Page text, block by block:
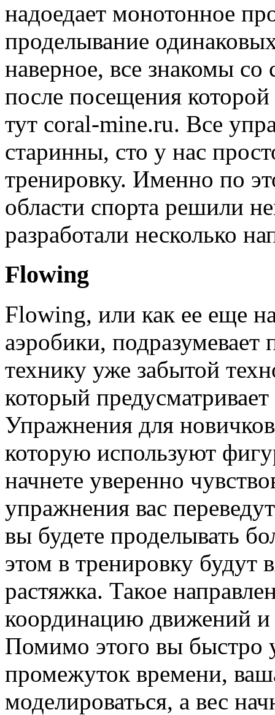
надоедает монотонное
проделывание
наверное, все знакомы со
после посещения
тут coral-mine.ru. Все
старинны, сто у нас
тренировку. Именно по
области спорта решили
разработали несколько
Flowing
Flowing, или как ее еще
аэробики,
технику уже забытой
который
Упражнения для
которую используют
начнете уверенно
упражнения вас
вы будете проделывать
этом в тренировку будут
растяжка. Такое
координацию движений и
Помимо этого вы быстро
промежуток времени,
моделироваться, а вес